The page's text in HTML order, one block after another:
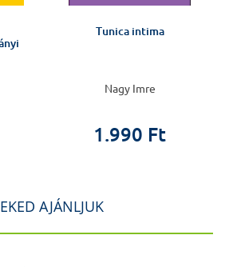
Tunica intima
Nagy Imre
1.990 Ft
AJÁNLJUK